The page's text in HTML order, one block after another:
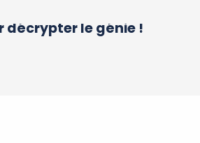
décrypter le génie !